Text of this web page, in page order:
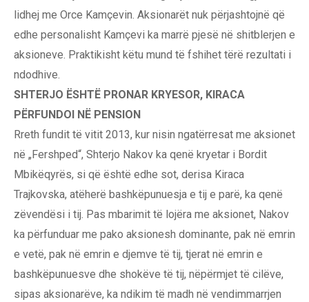
lidhej me Orce Kamçevin. Aksionarët nuk përjashtojnë që
edhe personalisht Kamçevi ka marrë pjesë në shitblerjen e
aksioneve. Praktikisht këtu mund të fshihet tërë rezultati i
ndodhive.
SHTERJO ËSHTË PRONAR KRYESOR, KIRACA
PËRFUNDOI NË PENSION
Rreth fundit të vitit 2013, kur nisin ngatërresat me aksionet
në „Fershped“, Shterjo Nakov ka qenë kryetar i Bordit
Mbikëqyrës, si që është edhe sot, derisa Kiraca
Trajkovska, atëherë bashkëpunuesja e tij e parë, ka qenë
zëvendësi i tij. Pas mbarimit të lojëra me aksionet, Nakov
ka përfunduar me pako aksionesh dominante, pak në emrin
e vetë, pak në emrin e djemve të tij, tjerat në emrin e
bashkëpunuesve dhe shokëve të tij, nëpërmjet të cilëve,
sipas aksionarëve, ka ndikim të madh në vendimmarrjen